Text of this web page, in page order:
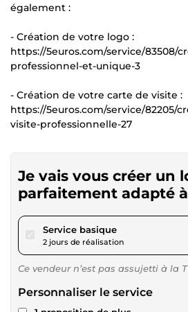
également :
- Création de votre logo :
https://5euros.com/service/83508/
professionnel-et-unique-3
- Création de votre carte de visite :
https://5euros.com/service/82205/
visite-professionnelle-27
Je vais vous créer un
parfaitement adapté
Service basiquepour 17,34 $US
2 jours de réalisation
Ce vendeur n’est pas assujetti à la
Personnaliser le service